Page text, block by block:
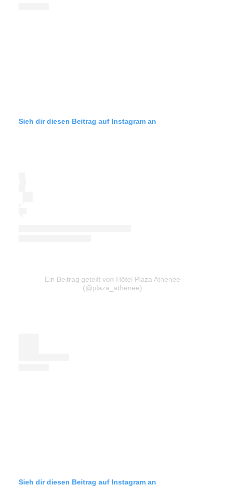
Sieh dir diesen Beitrag auf Instagram an
Ein Beitrag geteilt von Hôtel Plaza Athénée
(@plaza_athenee)
Sieh dir diesen Beitrag auf Instagram an